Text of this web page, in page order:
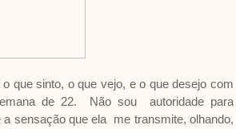
que sinto, o que vejo, e o que desejo com
de 22. Não sou autoridade para
sensação que ela me transmite, olhando,